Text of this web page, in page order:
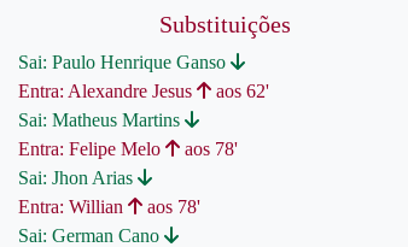
Substituições
Sai: Paulo Henrique Ganso
Entra: Alexandre Jesus
aos 62'
Sai: Matheus Martins
Entra: Felipe Melo
aos 78'
Sai: Jhon Arias
Entra: Willian
aos 78'
Sai: German Cano